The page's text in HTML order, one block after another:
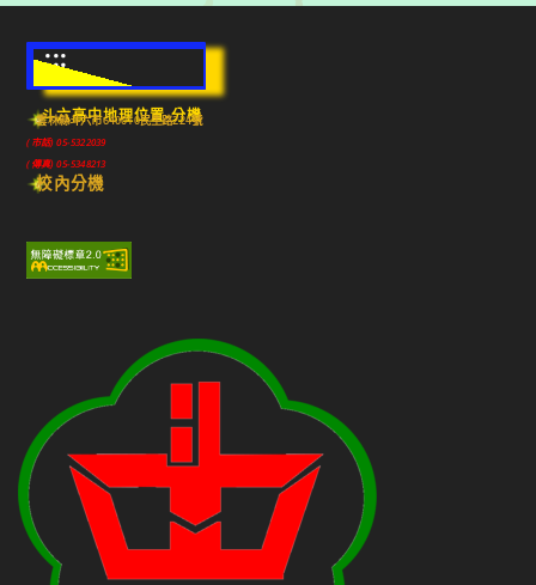
:::
斗六高中地理位置-分機
雲林縣斗六市640010民生路224號
(市話) 05-5322039
(傳真) 05-5348213
校內分機